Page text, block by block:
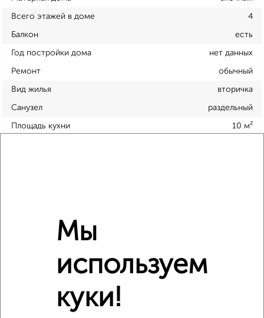
Всего этажей в доме 4
Балкон есть
Год постройки дома нет данных
Ремонт обычный
Вид жилья вторичка
Санузел раздельный
Площадь кухни 10 м²
Мы
используем
куки!